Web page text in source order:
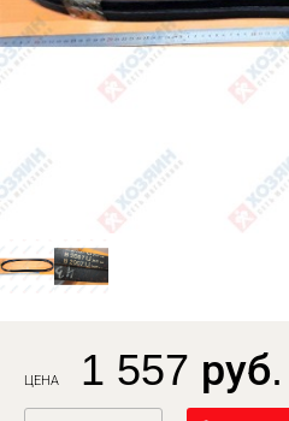
ЦЕНА 1 557 руб.